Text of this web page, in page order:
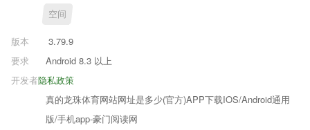
空间
版本
3.79.9
要求
Android 8.3 以上
隐私政策
开发者
真的龙珠体育网站网址是多少(官方)APP下载IOS/Android通用
版/手机app-豪门阅读网